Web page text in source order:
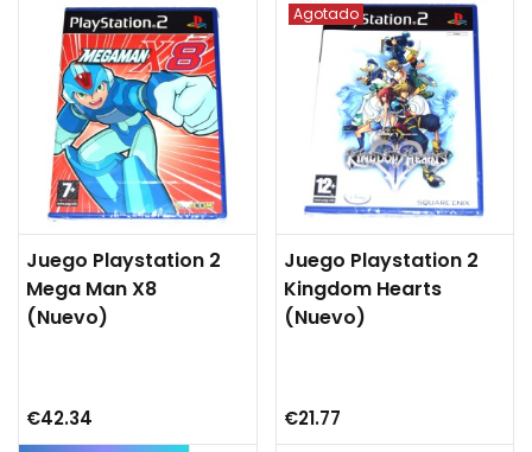
Juego Playstation 2
Mega Man X8
(Nuevo)
€42.34
Agotado
Juego Playstation 2
Kingdom Hearts
(Nuevo)
€21.77